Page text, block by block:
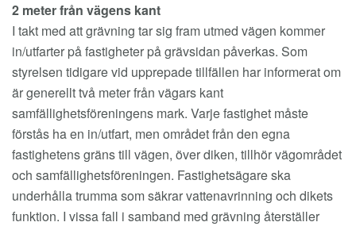
2 meter från vägens kant
I takt med att grävning tar sig fram utmed vägen kommer
in/utfarter på fastigheter på grävsidan påverkas. Som
styrelsen tidigare vid upprepade tillfällen har informerat om
är generellt två meter från vägars kant
samfällighetsföreningens mark. Varje fastighet måste
förstås ha en in/utfart, men området från den egna
fastighetens gräns till vägen, över diken, tillhör vägområdet
och samfällighetsföreningen. Fastighetsägare ska
underhålla trumma som säkrar vattenavrinning och dikets
funktion. I vissa fall i samband med grävning återställer